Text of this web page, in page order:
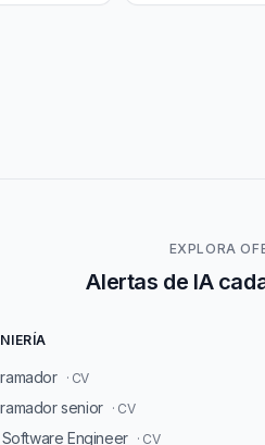
EXPLORA
Alertas de IA
· CV
senior · CV
Engineer · CV